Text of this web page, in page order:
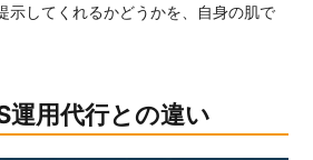
示してくれるかどうかを、自身の肌で
運用代行との違い